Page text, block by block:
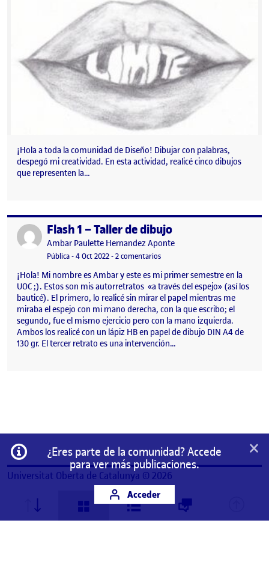
¡Hola a toda la comunidad de Diseño! Dibujar con palabras,
despegó mi creatividad. En esta actividad, realicé cinco dibujos
que representen la…
Publicado porFlash 1 – Taller de dibujo
Publicado por
Ambar Paulette Hernandez Aponte
Visibilidad:
Pública-Fecha de publicación
4 Oct 20224 octubre, 2022 8:17 pm
-2 comentariosen Flash 1 – Taller de dibujo
¡Hola! Mi nombre es Ambar y este es mi primer semestre en la
UOC ;). Estos son mis autorretratos «a través del espejo» (así los
bauticé). El primero, lo realicé sin mirar el papel mientras me
miraba el espejo con mi mano derecha, con la que escribo; el
segundo, fue el mismo ejercicio pero con la mano izquierda.
Ambos los realicé con un lápiz HB en papel de dibujo DIN A4 de
130 gr. El tercer retrato es una intervención…
Información
¿Eres parte de la comunidad? Accede
para ver más publicaciones.
Acceder
×
Universitat Oberta de Catalunya © 2026